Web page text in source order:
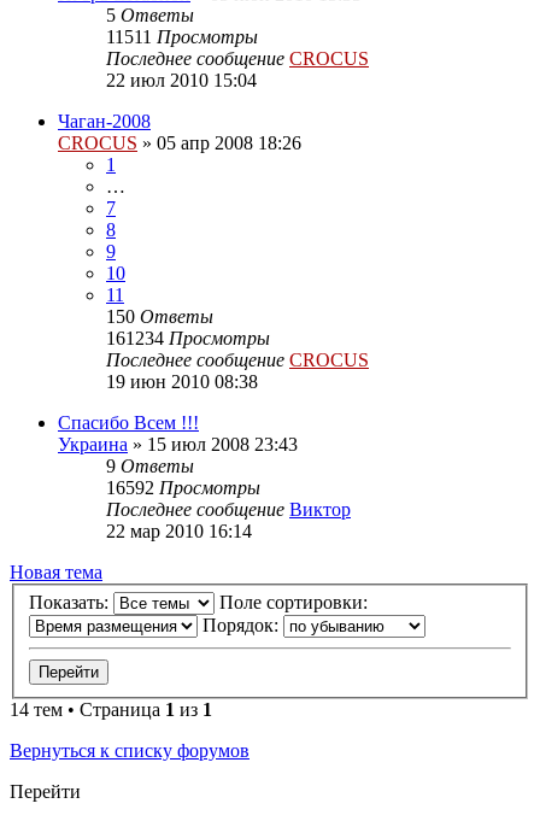
5 Ответы
11511 Просмотры
Последнее сообщение CROCUS
22 июл 2010 15:04
Чаган-2008
CROCUS » 05 апр 2008 18:26
1
…
7
8
9
10
11
150 Ответы
161234 Просмотры
Последнее сообщение CROCUS
19 июн 2010 08:38
Спасибо Всем !!!
Украина » 15 июл 2008 23:43
9 Ответы
16592 Просмотры
Последнее сообщение Виктор
22 мар 2010 16:14
Новая тема
Показать:
Поле сортировки:
Порядок:
14 тем • Страница 1 из 1
Вернуться к списку форумов
Перейти